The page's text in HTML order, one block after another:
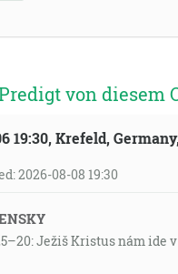
von diesem
19:30, Krefeld,
2026-08-08 19:30
Ježiš Kristus nám ide